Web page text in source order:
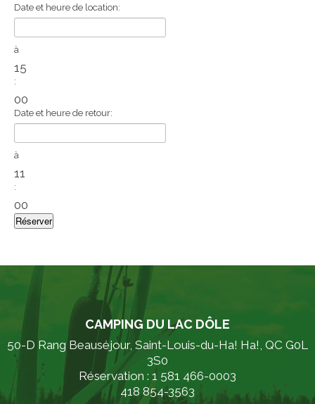
Date et heure de location:
à
15
:
00
Date et heure de retour:
à
11
:
00
CAMPING DU LAC DÔLE
50-D Rang Beauséjour, Saint-Louis-du-Ha! Ha!, QC G0L
3S0
Réservation : 1 581 466-0003
418 854-3563